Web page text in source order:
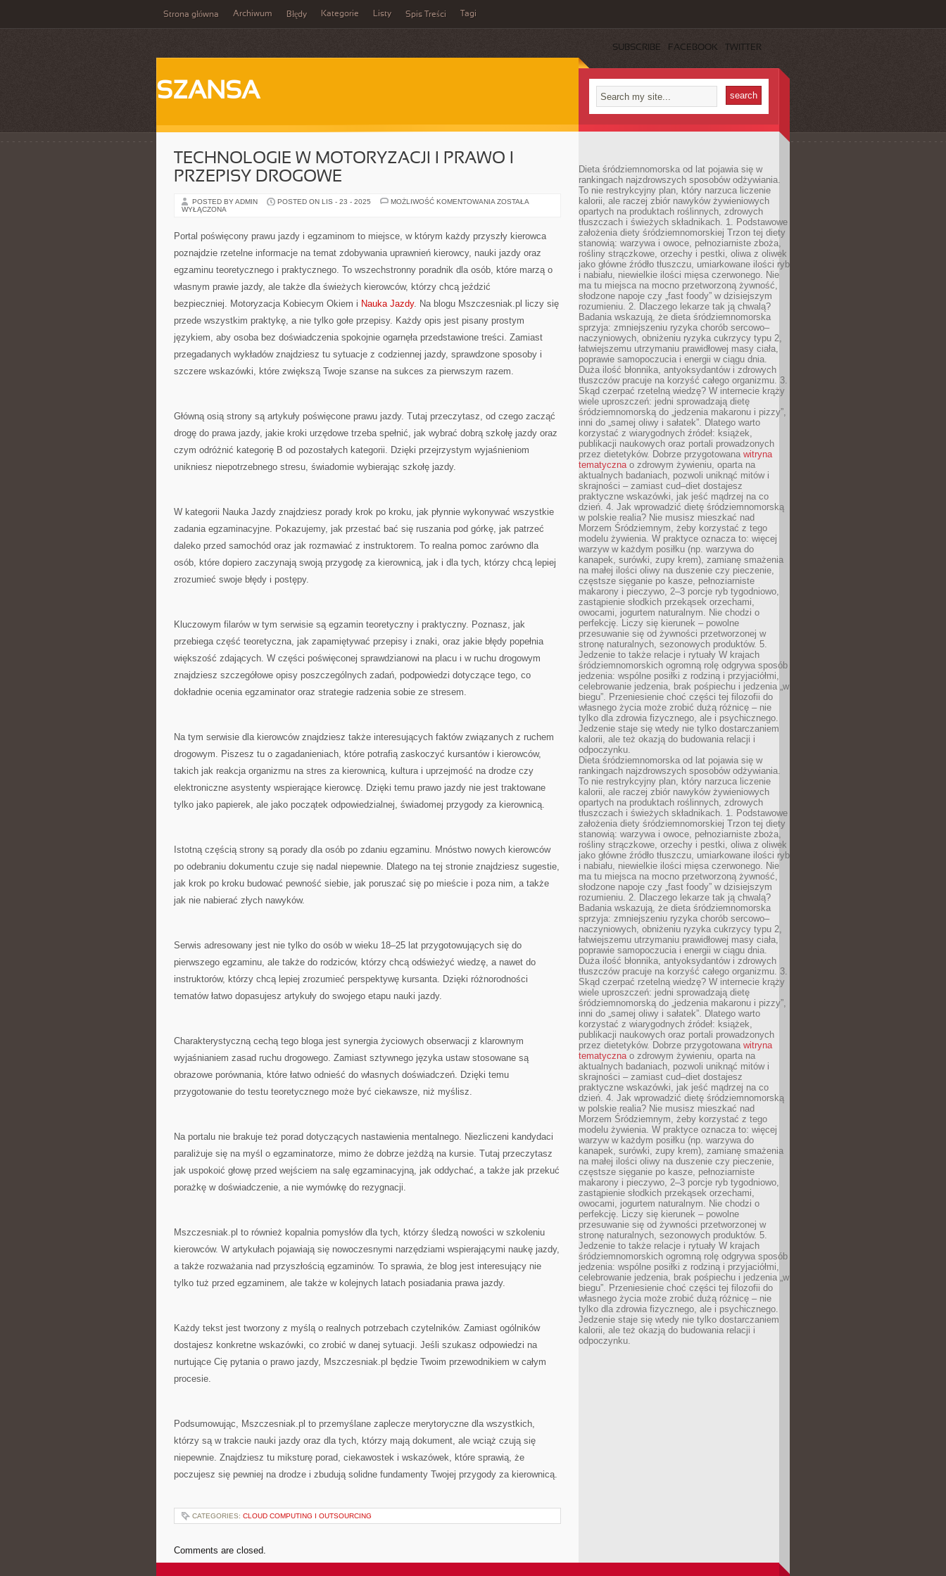
Strona główna Archiwum Błędy Kategorie Listy Spis Treści Tagi
SUBSCRIBE FACEBOOK TWITTER
SZANSA
TECHNOLOGIE W MOTORYZACJI I PRAWO I
PRZEPISY DROGOWE
POSTED BY ADMIN POSTED ON LIS - 23 - 2025 MOŻLIWOŚĆ KOMENTOWANIA TECHNOLOGIE
PRAWO
I
DROGOWE
ZOSTAŁA
WYŁĄCZONA
Portal poświęcony prawu jazdy i egzaminom to miejsce, w którym każdy przyszły kierowca
poznajdzie rzetelne informacje na temat zdobywania uprawnień kierowcy, nauki jazdy oraz
egzaminu teoretycznego i praktycznego. To wszechstronny poradnik dla osób, które marzą o
własnym prawie jazdy, ale także dla świeżych kierowców, którzy chcą jeździć
bezpieczniej. Motoryzacja Kobiecym Okiem i Nauka Jazdy. Na blogu Mszczesniak.pl liczy się
przede wszystkim praktykę, a nie tylko gołe przepisy. Każdy opis jest pisany prostym
językiem, aby osoba bez doświadczenia spokojnie ogarnęła przedstawione treści. Zamiast
przegadanych wykładów znajdziesz tu sytuacje z codziennej jazdy, sprawdzone sposoby i
szczere wskazówki, które zwiększą Twoje szanse na sukces za pierwszym razem.
Główną osią strony są artykuły poświęcone prawu jazdy. Tutaj przeczytasz, od czego zacząć
drogę do prawa jazdy, jakie kroki urzędowe trzeba spełnić, jak wybrać dobrą szkołę jazdy oraz
czym odróżnić kategorię B od pozostałych kategorii. Dzięki przejrzystym wyjaśnieniom
unikniesz niepotrzebnego stresu, świadomie wybierając szkołę jazdy.
W kategorii Nauka Jazdy znajdziesz porady krok po kroku, jak płynnie wykonywać wszystkie
zadania egzaminacyjne. Pokazujemy, jak przestać bać się ruszania pod górkę, jak patrzeć
daleko przed samochód oraz jak rozmawiać z instruktorem. To realna pomoc zarówno dla
osób, które dopiero zaczynają swoją przygodę za kierownicą, jak i dla tych, którzy chcą lepiej
zrozumieć swoje błędy i postępy.
Kluczowym filarów w tym serwisie są egzamin teoretyczny i praktyczny. Poznasz, jak
przebiega część teoretyczna, jak zapamiętywać przepisy i znaki, oraz jakie błędy popełnia
większość zdających. W części poświęconej sprawdzianowi na placu i w ruchu drogowym
znajdziesz szczegółowe opisy poszczególnych zadań, podpowiedzi dotyczące tego, co
dokładnie ocenia egzaminator oraz strategie radzenia sobie ze stresem.
Na tym serwisie dla kierowców znajdziesz także interesujących faktów związanych z ruchem
drogowym. Piszesz tu o zagadanieniach, które potrafią zaskoczyć kursantów i kierowców,
takich jak reakcja organizmu na stres za kierownicą, kultura i uprzejmość na drodze czy
elektroniczne asystenty wspierające kierowcę. Dzięki temu prawo jazdy nie jest traktowane
tylko jako papierek, ale jako początek odpowiedzialnej, świadomej przygody za kierownicą.
Istotną częścią strony są porady dla osób po zdaniu egzaminu. Mnóstwo nowych kierowców
po odebraniu dokumentu czuje się nadal niepewnie. Dlatego na tej stronie znajdziesz sugestie,
jak krok po kroku budować pewność siebie, jak poruszać się po mieście i poza nim, a także
jak nie nabierać złych nawyków.
Serwis adresowany jest nie tylko do osób w wieku 18–25 lat przygotowujących się do
pierwszego egzaminu, ale także do rodziców, którzy chcą odświeżyć wiedzę, a nawet do
instruktorów, którzy chcą lepiej zrozumieć perspektywę kursanta. Dzięki różnorodności
tematów łatwo dopasujesz artykuły do swojego etapu nauki jazdy.
Charakterystyczną cechą tego bloga jest synergia życiowych obserwacji z klarownym
wyjaśnianiem zasad ruchu drogowego. Zamiast sztywnego języka ustaw stosowane są
obrazowe porównania, które łatwo odnieść do własnych doświadczeń. Dzięki temu
przygotowanie do testu teoretycznego może być ciekawsze, niż myślisz.
Na portalu nie brakuje też porad dotyczących nastawienia mentalnego. Niezliczeni kandydaci
paraliżuje się na myśl o egzaminatorze, mimo że dobrze jeżdżą na kursie. Tutaj przeczytasz
jak uspokoić głowę przed wejściem na salę egzaminacyjną, jak oddychać, a także jak przekuć
porażkę w doświadczenie, a nie wymówkę do rezygnacji.
Mszczesniak.pl to również kopalnia pomysłów dla tych, którzy śledzą nowości w szkoleniu
kierowców. W artykułach pojawiają się nowoczesnymi narzędziami wspierającymi naukę jazdy,
a także rozważania nad przyszłością egzaminów. To sprawia, że blog jest interesujący nie
tylko tuż przed egzaminem, ale także w kolejnych latach posiadania prawa jazdy.
Każdy tekst jest tworzony z myślą o realnych potrzebach czytelników. Zamiast ogólników
dostajesz konkretne wskazówki, co zrobić w danej sytuacji. Jeśli szukasz odpowiedzi na
nurtujące Cię pytania o prawo jazdy, Mszczesniak.pl będzie Twoim przewodnikiem w całym
procesie.
Podsumowując, Mszczesniak.pl to przemyślane zaplecze merytoryczne dla wszystkich,
którzy są w trakcie nauki jazdy oraz dla tych, którzy mają dokument, ale wciąż czują się
niepewnie. Znajdziesz tu miksturę porad, ciekawostek i wskazówek, które sprawią, że
poczujesz się pewniej na drodze i zbudują solidne fundamenty Twojej przygody za kierownicą.
CATEGORIES: CLOUD COMPUTING I OUTSOURCING
Comments are closed.
Dieta śródziemnomorska od lat pojawia się w
rankingach najzdrowszych sposobów odżywiania.
To nie restrykcyjny plan, który narzuca liczenie
kalorii, ale raczej zbiór nawyków żywieniowych
opartych na produktach roślinnych, zdrowych
tłuszczach i świeżych składnikach. 1. Podstawowe
założenia diety śródziemnomorskiej Trzon tej diety
stanowią: warzywa i owoce, pełnoziarniste zboża,
rośliny strączkowe, orzechy i pestki, oliwa z oliwek
jako główne źródło tłuszczu, umiarkowane ilości ryb
i nabiału, niewielkie ilości mięsa czerwonego. Nie
ma tu miejsca na mocno przetworzoną żywność,
słodzone napoje czy „fast foody” w dzisiejszym
rozumieniu. 2. Dlaczego lekarze tak ją chwalą?
Badania wskazują, że dieta śródziemnomorska
sprzyja: zmniejszeniu ryzyka chorób sercowo–
naczyniowych, obniżeniu ryzyka cukrzycy typu 2,
łatwiejszemu utrzymaniu prawidłowej masy ciała,
poprawie samopoczucia i energii w ciągu dnia.
Duża ilość błonnika, antyoksydantów i zdrowych
tłuszczów pracuje na korzyść całego organizmu. 3.
Skąd czerpać rzetelną wiedzę? W internecie krąży
wiele uproszczeń: jedni sprowadzają dietę
śródziemnomorską do „jedzenia makaronu i pizzy”,
inni do „samej oliwy i sałatek”. Dlatego warto
korzystać z wiarygodnych źródeł: książek,
publikacji naukowych oraz portali prowadzonych
przez dietetyków. Dobrze przygotowana witryna
tematycznao zdrowym żywieniu, oparta na
aktualnych badaniach, pozwoli uniknąć mitów i
skrajności – zamiast cud–diet dostajesz
praktyczne wskazówki, jak jeść mądrzej na co
dzień. 4. Jak wprowadzić dietę śródziemnomorską
w polskie realia? Nie musisz mieszkać nad
Morzem Śródziemnym, żeby korzystać z tego
modelu żywienia. W praktyce oznacza to: więcej
warzyw w każdym posiłku (np. warzywa do
kanapek, surówki, zupy krem), zamianę smażenia
na małej ilości oliwy na duszenie czy pieczenie,
częstsze sięganie po kasze, pełnoziarniste
makarony i pieczywo, 2–3 porcje ryb tygodniowo,
zastąpienie słodkich przekąsek orzechami,
owocami, jogurtem naturalnym. Nie chodzi o
perfekcję. Liczy się kierunek – powolne
przesuwanie się od żywności przetworzonej w
stronę naturalnych, sezonowych produktów. 5.
Jedzenie to także relacje i rytuały W krajach
śródziemnomorskich ogromną rolę odgrywa sposób
jedzenia: wspólne posiłki z rodziną i przyjaciółmi,
celebrowanie jedzenia, brak pośpiechu i jedzenia „w
biegu”. Przeniesienie choć części tej filozofii do
własnego życia może zrobić dużą różnicę – nie
tylko dla zdrowia fizycznego, ale i psychicznego.
Jedzenie staje się wtedy nie tylko dostarczaniem
kalorii, ale też okazją do budowania relacji i
odpoczynku.
Dieta śródziemnomorska od lat pojawia się w
rankingach najzdrowszych sposobów odżywiania.
To nie restrykcyjny plan, który narzuca liczenie
kalorii, ale raczej zbiór nawyków żywieniowych
opartych na produktach roślinnych, zdrowych
tłuszczach i świeżych składnikach. 1. Podstawowe
założenia diety śródziemnomorskiej Trzon tej diety
stanowią: warzywa i owoce, pełnoziarniste zboża,
rośliny strączkowe, orzechy i pestki, oliwa z oliwek
jako główne źródło tłuszczu, umiarkowane ilości ryb
i nabiału, niewielkie ilości mięsa czerwonego. Nie
ma tu miejsca na mocno przetworzoną żywność,
słodzone napoje czy „fast foody” w dzisiejszym
rozumieniu. 2. Dlaczego lekarze tak ją chwalą?
Badania wskazują, że dieta śródziemnomorska
sprzyja: zmniejszeniu ryzyka chorób sercowo–
naczyniowych, obniżeniu ryzyka cukrzycy typu 2,
łatwiejszemu utrzymaniu prawidłowej masy ciała,
poprawie samopoczucia i energii w ciągu dnia.
Duża ilość błonnika, antyoksydantów i zdrowych
tłuszczów pracuje na korzyść całego organizmu. 3.
Skąd czerpać rzetelną wiedzę? W internecie krąży
wiele uproszczeń: jedni sprowadzają dietę
śródziemnomorską do „jedzenia makaronu i pizzy”,
inni do „samej oliwy i sałatek”. Dlatego warto
korzystać z wiarygodnych źródeł: książek,
publikacji naukowych oraz portali prowadzonych
przez dietetyków. Dobrze przygotowana witryna
tematycznao zdrowym żywieniu, oparta na
aktualnych badaniach, pozwoli uniknąć mitów i
skrajności – zamiast cud–diet dostajesz
praktyczne wskazówki, jak jeść mądrzej na co
dzień. 4. Jak wprowadzić dietę śródziemnomorską
w polskie realia? Nie musisz mieszkać nad
Morzem Śródziemnym, żeby korzystać z tego
modelu żywienia. W praktyce oznacza to: więcej
warzyw w każdym posiłku (np. warzywa do
kanapek, surówki, zupy krem), zamianę smażenia
na małej ilości oliwy na duszenie czy pieczenie,
częstsze sięganie po kasze, pełnoziarniste
makarony i pieczywo, 2–3 porcje ryb tygodniowo,
zastąpienie słodkich przekąsek orzechami,
owocami, jogurtem naturalnym. Nie chodzi o
perfekcję. Liczy się kierunek – powolne
przesuwanie się od żywności przetworzonej w
stronę naturalnych, sezonowych produktów. 5.
Jedzenie to także relacje i rytuały W krajach
śródziemnomorskich ogromną rolę odgrywa sposób
jedzenia: wspólne posiłki z rodziną i przyjaciółmi,
celebrowanie jedzenia, brak pośpiechu i jedzenia „w
biegu”. Przeniesienie choć części tej filozofii do
własnego życia może zrobić dużą różnicę – nie
tylko dla zdrowia fizycznego, ale i psychicznego.
Jedzenie staje się wtedy nie tylko dostarczaniem
kalorii, ale też okazją do budowania relacji i
odpoczynku.